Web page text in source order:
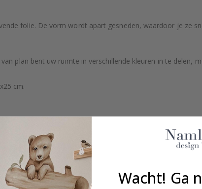
folie. De vorm wordt apart gesneden, waardoor je ze
plan bent uw ruimte in verschillende kleuren in te delen,
cm.
Wacht! Ga